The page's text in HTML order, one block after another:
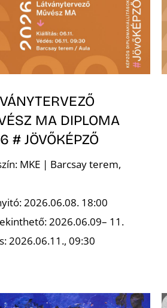
MA DIPLOMA
# JÖVŐKÉPZŐ
MKE | Barcsay terem,
2026.06.08. 18:00
2026.06.09– 11.
2026.06.11., 09:30